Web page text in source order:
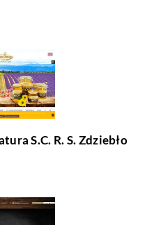
S.C. R. S. Zdziebło